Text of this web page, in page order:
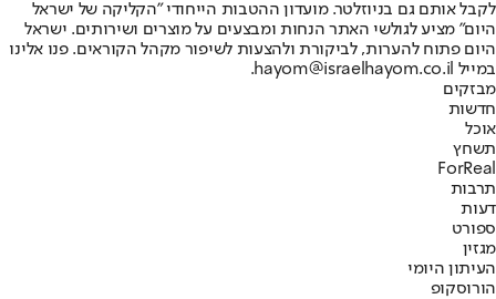
לקבל אותם גם בניוזלטר. מועדון ההטבות הייחודי "הקליקה של ישראל
היום" מציע לגולשי האתר הנחות ומבצעים על מוצרים ושירותים. ישראל
היום פתוח להערות, לביקורת ולהצעות לשיפור מקהל הקוראים. פנו אלינו
במייל hayom@israelhayom.co.il.
מבזקים
חדשות
אוכל
תשחץ
ForReal
תרבות
דעות
ספורט
מגזין
העיתון היומי
הורוסקופ